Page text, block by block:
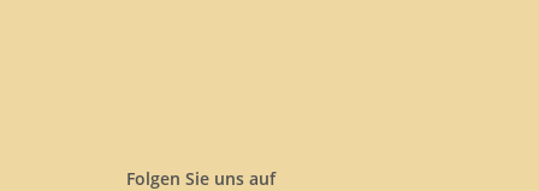
Folgen Sie uns auf